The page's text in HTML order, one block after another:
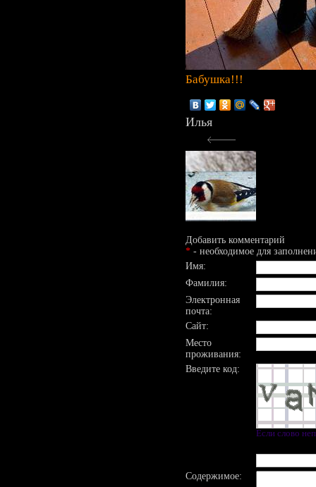
Бабушка!!!
Илья
Добавить комментарий
* - необходимое для
Имя:
Фамилия:
Электронная
почта:
Сайт:
Место
проживания:
Введите код:
Если слово
Содержимое: